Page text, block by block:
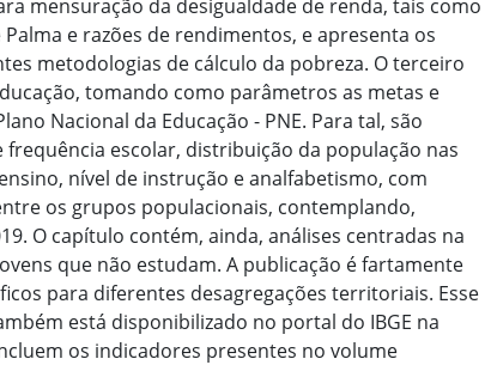
mensuração da desigualdade de renda, tais como
e razões de rendimentos, e apresenta os
metodologias de cálculo da pobreza. O terceiro
tomando como parâmetros as metas e
Nacional da Educação - PNE. Para tal, são
escolar, distribuição da população nas
nível de instrução e analfabetismo, com
os grupos populacionais, contemplando,
O capítulo contém, ainda, análises centradas na
que não estudam. A publicação é fartamente
para diferentes desagregações territoriais. Esse
está disponibilizado no portal do IBGE na
os indicadores presentes no volume